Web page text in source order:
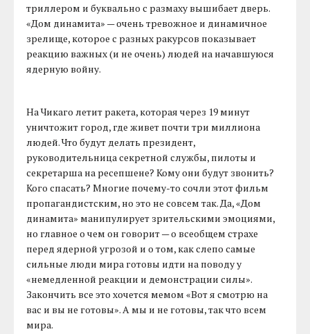
триллером и буквально с размаху вышибает дверь.
«Дом динамита» — очень тревожное и динамичное
зрелище, которое с разных ракурсов показывает
реакцию важных (и не очень) людей на начавшуюся
ядерную войну.
На Чикаго летит ракета, которая через 19 минут
уничтожит город, где живет почти три миллиона
людей. Что будут делать президент,
руководительница секретной службы, пилоты и
секретарша на ресепшене? Кому они будут звонить?
Кого спасать? Многие почему-то сочли этот фильм
пропагандистским, но это не совсем так. Да, «Дом
динамита» манипулирует зрительскими эмоциями,
но главное о чем он говорит — о всеобщем страхе
перед ядерной угрозой и о том, как слепо самые
сильные люди мира готовы идти на поводу у
«немедленной реакции и демонстрации силы».
Закончить все это хочется мемом «Вот я смотрю на
вас и вы не готовы». А мы и не готовы, так что всем
мира.